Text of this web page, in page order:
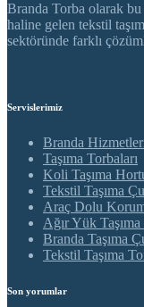
Branda Torba olarak bu
haline gelen tekstil
sektöründe farklı
Servislerimiz
Branda
Taşıma Torbaları
Koli Taşıma
Tekstil Taşıma
Araç Dolu
Ağır Yük Taşıma
Branda Taşıma
Tekstil Taşıma
Son yorumlar